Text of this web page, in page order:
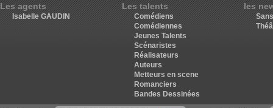
Les agents
Isabelle GAUDIN
Les talents
Comédiens
Comédiennes
Jeunes Talents
Scénaristes
Réalisateurs
Auteurs
Metteurs en scene
Romanciers
Bandes Dessinées
les